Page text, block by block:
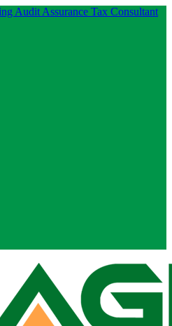
Audit Assurance Tax Consultant